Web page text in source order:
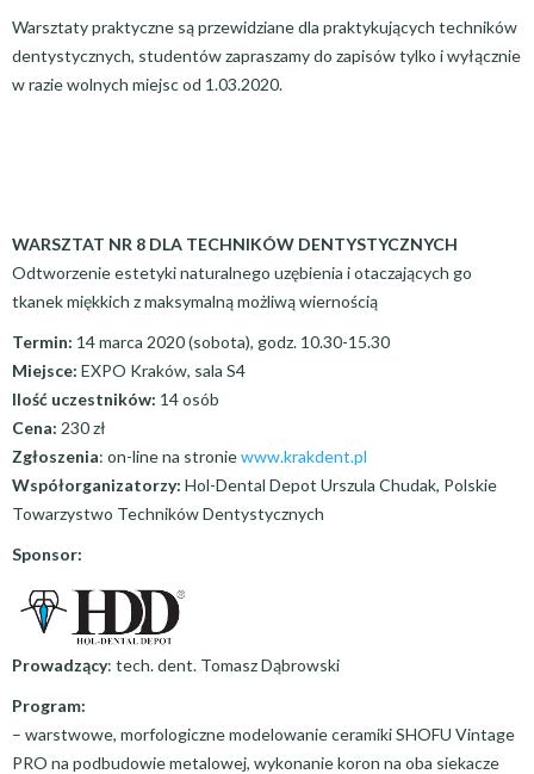
Warsztaty praktyczne są przewidziane dla praktykujących techników
dentystycznych, studentów zapraszamy do zapisów tylko i wyłącznie
w razie wolnych miejsc od 1.03.2020.
WARSZTAT NR 8 DLA TECHNIKÓW DENTYSTYCZNYCH
Odtworzenie estetyki naturalnego uzębienia i otaczających go
tkanek miękkich z maksymalną możliwą wiernością
Termin: 14 marca 2020 (sobota), godz. 10.30-15.30
Miejsce: EXPO Kraków, sala S4
Ilość uczestników: 14 osób
Cena: 230 zł
Zgłoszenia: on-line na stroniewww.krakdent.pl
Współorganizatorzy: Hol-Dental Depot Urszula Chudak, Polskie
Towarzystwo Techników Dentystycznych
Sponsor:
Prowadzący: tech. dent. Tomasz Dąbrowski
Program:
– warstwowe, morfologiczne modelowanie ceramiki SHOFU Vintage
PRO na podbudowie metalowej, wykonanie koron na oba siekacze